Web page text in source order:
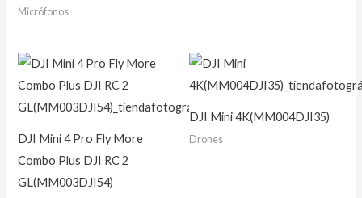
Micrófonos
DJI Mini 4 Pro Fly More
Combo Plus DJI RC 2
GL(MM003DJI54)
DJI Mini 4K(MM004DJI35)
Drones